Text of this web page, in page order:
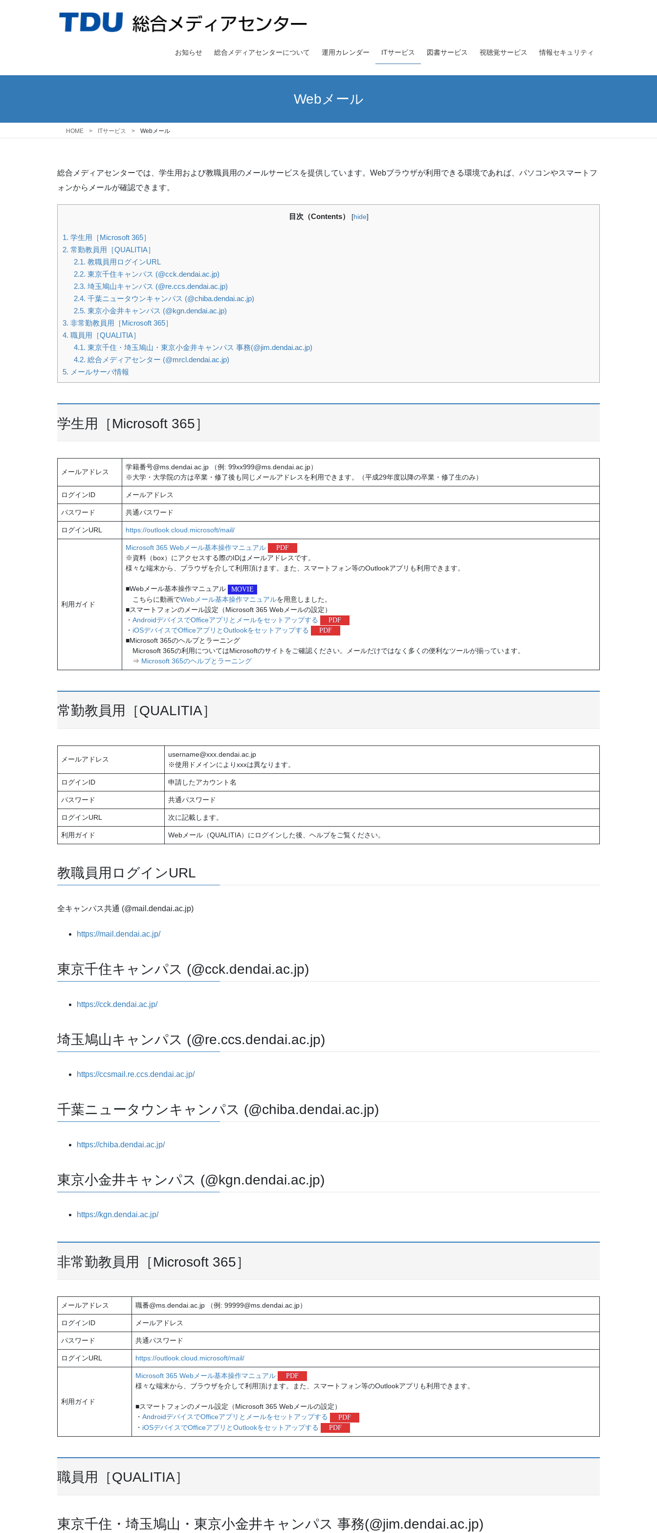
ス
ン
お知らせ 総合メディアセンターについて 運用カレンダー ITサービス 図書サービス 視聴覚サービス 情報セキュリティ
Webメール
HOME ITサービス Webメール
総合メディアセンターでは、学生用および教職員用のメールサービスを提供しています。Webブラウザが利用できる環境であれば、パソコンやスマートフ
ォンからメールが確認できます。
目次（Contents） [hide]
1. 学生用［Microsoft 365］
2. 常勤教員用［QUALITIA］
2.1. 教職員用ログインURL
2.2. 東京千住キャンパス (@cck.dendai.ac.jp)
2.3. 埼玉鳩山キャンパス (@re.ccs.dendai.ac.jp)
2.4. 千葉ニュータウンキャンパス (@chiba.dendai.ac.jp)
2.5. 東京小金井キャンパス (@kgn.dendai.ac.jp)
3. 非常勤教員用［Microsoft 365］
4. 職員用［QUALITIA］
4.1. 東京千住・埼玉鳩山・東京小金井キャンパス 事務(@jim.dendai.ac.jp)
4.2. 総合メディアセンター (@mrcl.dendai.ac.jp)
5. メールサーバ情報
学生用［Microsoft 365］
メールアドレス
学籍番号@ms.dendai.ac.jp （例: 99xx999@ms.dendai.ac.jp）
※大学・大学院の方は卒業・修了後も同じメールアドレスを利用できます。（平成29年度以降の卒業・修了生のみ）
ログインID メールアドレス
パスワード 共通パスワード
ログインURL https://outlook.cloud.microsoft/mail/
利用ガイド
Microsoft 365 Webメール基本操作マニュアル PDF
※資料（box）にアクセスする際のIDはメールアドレスです。
様々な端末から、ブラウザを介して利用頂けます。また、スマートフォン等のOutlookアプリも利用できます。
■Webメール基本操作マニュアル MOVIE
こちらに動画でWebメール基本操作マニュアルを用意しました。
■スマートフォンのメール設定（Microsoft 365 Webメールの設定）
・ AndroidデバイスでOfficeアプリとメールをセットアップする PDF
・ iOSデバイスでOfficeアプリとOutlookをセットアップする PDF
■Microsoft 365のヘルプとラーニング
Microsoft 365の利用についてはMicrosoftのサイトをご確認ください。メールだけではなく多くの便利なツールが揃っています。
⇒ Microsoft 365のヘルプとラーニング
常勤教員用［QUALITIA］
メールアドレス
username@xxx.dendai.ac.jp
※使用ドメインによりxxxは異なります。
ログインID 申請したアカウント名
パスワード 共通パスワード
ログインURL 次に記載します。
利用ガイド Webメール（QUALITIA）にログインした後、ヘルプをご覧ください。
教職員用ログインURL
全キャンパス共通 (@mail.dendai.ac.jp)
https://mail.dendai.ac.jp/
東京千住キャンパス (@cck.dendai.ac.jp)
https://cck.dendai.ac.jp/
埼玉鳩山キャンパス (@re.ccs.dendai.ac.jp)
https://ccsmail.re.ccs.dendai.ac.jp/
千葉ニュータウンキャンパス (@chiba.dendai.ac.jp)
https://chiba.dendai.ac.jp/
東京小金井キャンパス (@kgn.dendai.ac.jp)
https://kgn.dendai.ac.jp/
非常勤教員用［Microsoft 365］
メールアドレス 職番@ms.dendai.ac.jp （例: 99999@ms.dendai.ac.jp）
ログインID メールアドレス
パスワード 共通パスワード
ログインURL https://outlook.cloud.microsoft/mail/
利用ガイド
Microsoft 365 Webメール基本操作マニュアル PDF
様々な端末から、ブラウザを介して利用頂けます。また、スマートフォン等のOutlookアプリも利用できます。
■スマートフォンのメール設定（Microsoft 365 Webメールの設定）
・ AndroidデバイスでOfficeアプリとメールをセットアップする PDF
・ iOSデバイスでOfficeアプリとOutlookをセットアップする PDF
職員用［QUALITIA］
東京千住・埼玉鳩山・東京小金井キャンパス 事務(@jim.dendai.ac.jp)